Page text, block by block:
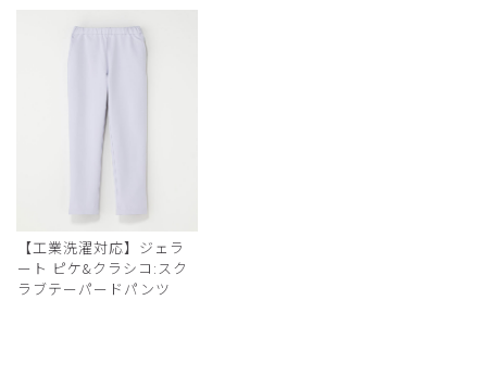
【工業洗濯対応】ジェラ
ート ピケ&クラシコ:スク
ラブテーパードパンツ